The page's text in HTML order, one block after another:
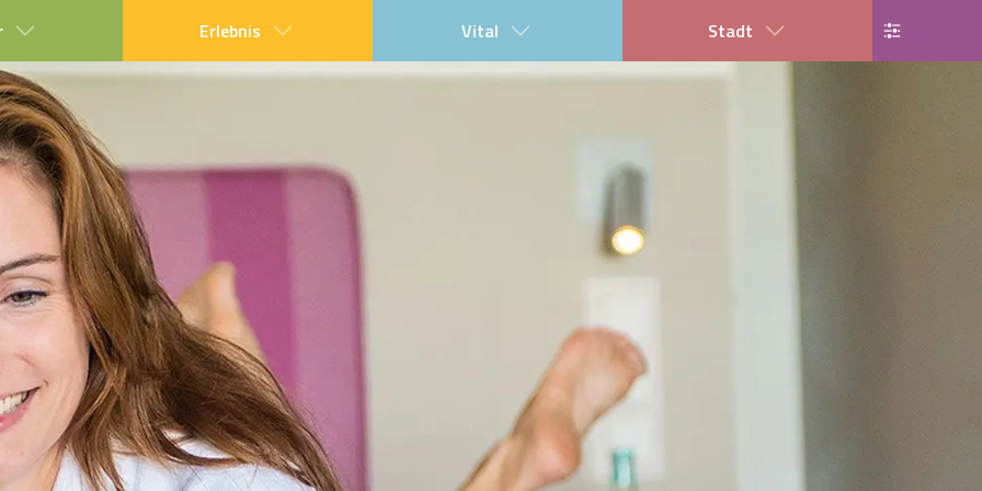
Erlebnis Vital Stadt